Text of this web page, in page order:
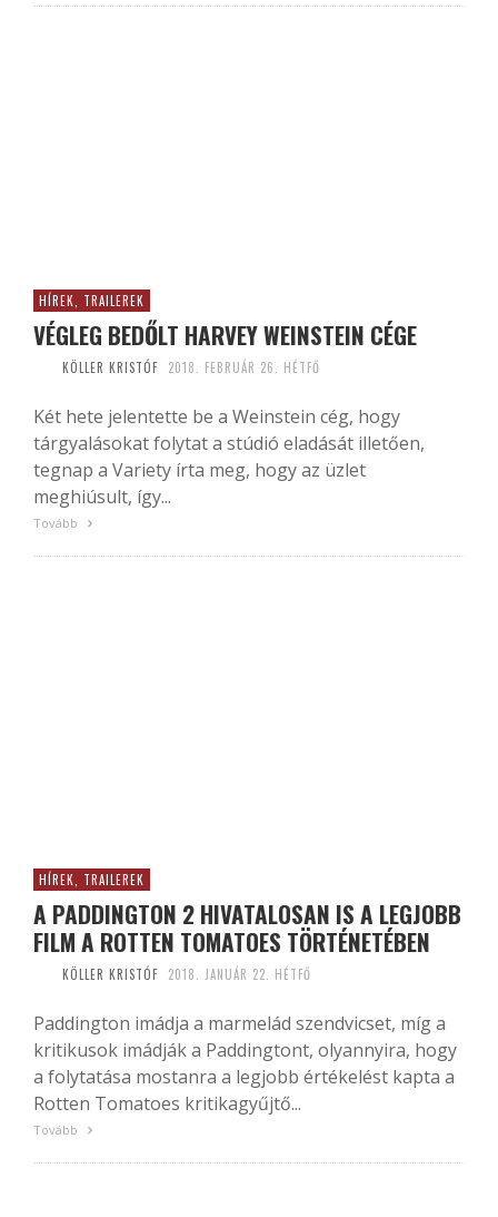
HÍREK, TRAILEREK
VÉGLEG BEDŐLT HARVEY WEINSTEIN CÉGE
KÖLLER KRISTÓF 2018. FEBRUÁR 26. HÉTFŐ
Két hete jelentette be a Weinstein cég, hogy
tárgyalásokat folytat a stúdió eladását illetően,
tegnap a Variety írta meg, hogy az üzlet
meghiúsult, így...
Tovább
HÍREK, TRAILEREK
A PADDINGTON 2 HIVATALOSAN IS A LEGJOBB
FILM A ROTTEN TOMATOES TÖRTÉNETÉBEN
KÖLLER KRISTÓF 2018. JANUÁR 22. HÉTFŐ
Paddington imádja a marmelád szendvicset, míg a
kritikusok imádják a Paddingtont, olyannyira, hogy
a folytatása mostanra a legjobb értékelést kapta a
Rotten Tomatoes kritikagyűjtő...
Tovább